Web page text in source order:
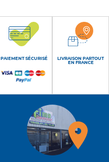
PAIEMENT SÉCURISÉ
LIVRAISON PARTOUT
EN FRANCE